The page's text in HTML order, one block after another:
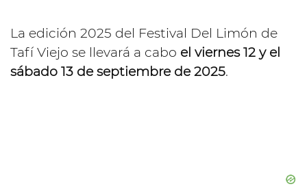
La edición 2025 del Festival Del Limón de
Tafí Viejo se llevará a cabo el viernes 12 y el
sábado 13 de septiembre de 2025.